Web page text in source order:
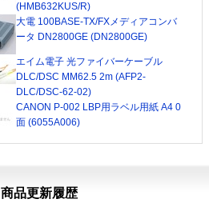
(HMB632KUS/R)
大電 100BASE-TX/FXメディアコンバ
ータ DN2800GE (DN2800GE)
エイム電子 光ファイバーケーブル
DLC/DSC MM62.5 2m (AFP2-
DLC/DSC-62-02)
CANON P-002 LBP用ラベル用紙 A4 0
面 (6055A006)
商品更新履歴